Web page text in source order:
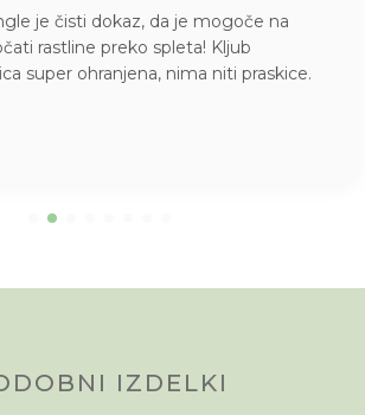
pošiljka iz Džungle
. Kako
rože, kako lepi primerki, kakšen vonj po
orhideja) … draga Džungla, pridobili
IZDELKI